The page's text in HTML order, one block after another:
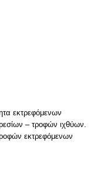
εκτρεφόμενων
– τροφών ιχθύων.
εκτρεφόμενων